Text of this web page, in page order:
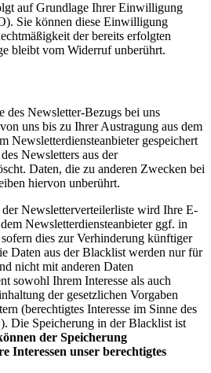
auf Grundlage Ihrer Einwilligung
Sie können diese Einwilligung
der bereits erfolgten
bleibt vom Widerruf unberührt.
Newsletter-Bezugs bei uns
uns bis zu Ihrer Austragung aus dem
Newsletterdiensteanbieter gespeichert
Newsletters aus der
Daten, die zu anderen Zwecken bei
hiervon unberührt.
Newsletterverteilerliste wird Ihre E-
Newsletterdiensteanbieter ggf. in
dies zur Verhinderung künftiger
Daten aus der Blacklist werden nur für
nicht mit anderen Daten
sowohl Ihrem Interesse als auch
der gesetzlichen Vorgaben
(berechtigtes Interesse im Sinne des
Die Speicherung in der Blacklist ist
der Speicherung
Interessen unser berechtigtes